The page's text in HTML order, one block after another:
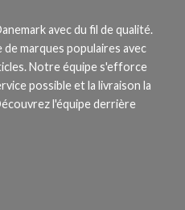
avec du fil de qualité.
de marques populaires avec
Notre équipe s'efforce
possible et la livraison la
l'équipe derrière